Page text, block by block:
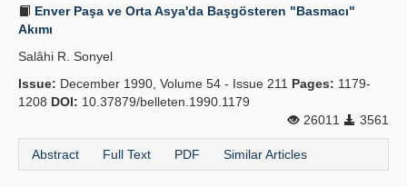
Enver Paşa ve Orta Asya'da Başgösteren "Basmacı"
Akımı
Salâhi R. Sonyel
Issue: December 1990, Volume 54 - Issue 211 Pages: 1179-
1208 DOI: 10.37879/belleten.1990.1179
26011
3561
Abstract Full Text PDF Similar Articles